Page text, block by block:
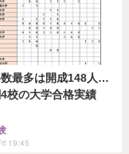
最多は開成148人…
校の大学合格実績
19:45